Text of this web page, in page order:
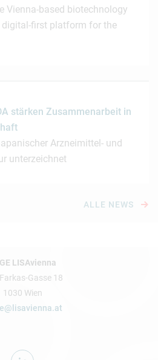
Vienna-based biotechnology
first platform for the
stärken Zusammenarbeit in
Arzneimittel- und
unterzeichnet
ALLE NEWS
LISAvienna
Gasse 18
1030 Wien